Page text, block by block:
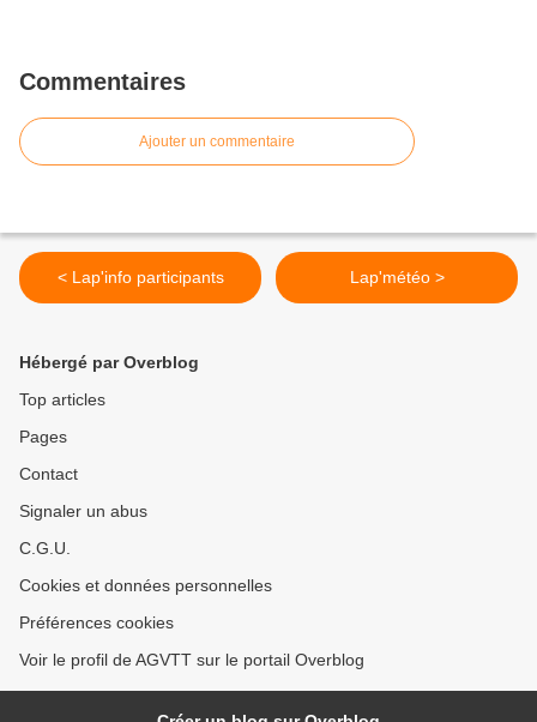
Commentaires
Ajouter un commentaire
< Lap'info participants Lap'météo >
Hébergé par Overblog
Top articles
Pages
Contact
Signaler un abus
C.G.U.
Cookies et données personnelles
Préférences cookies
Voir le profil de AGVTT sur le portail Overblog